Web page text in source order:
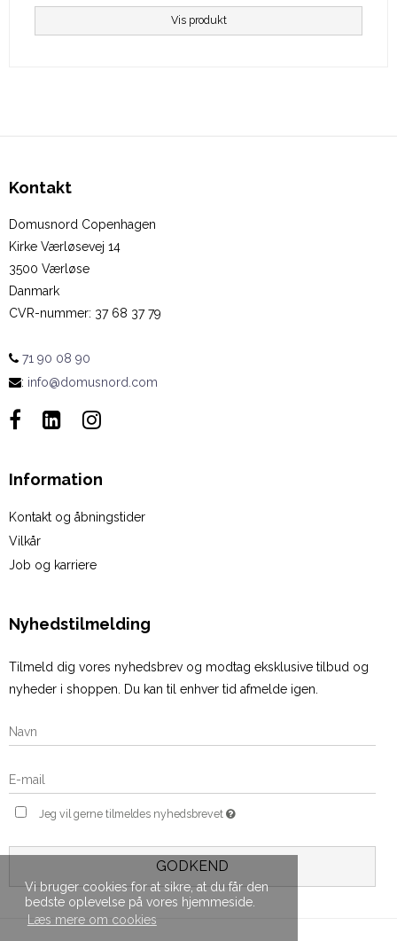
Vi bruger cookies for at sikre, at du får den
bedste oplevelse på vores hjemmeside.
Læs mere om cookies
Vis produkt
Kontakt
Domusnord Copenhagen
Kirke Værløsevej 14
3500 Værløse
Danmark
CVR-nummer: 37 68 37 79
71 90 08 90
: info@domusnord.com
Information
Kontakt og åbningstider
Vilkår
Job og karriere
Nyhedstilmelding
Tilmeld dig vores nyhedsbrev og modtag eksklusive tilbud og
nyheder i shoppen. Du kan til enhver tid afmelde igen.
Jeg vil gerne tilmeldes nyhedsbrevet
GODKEND